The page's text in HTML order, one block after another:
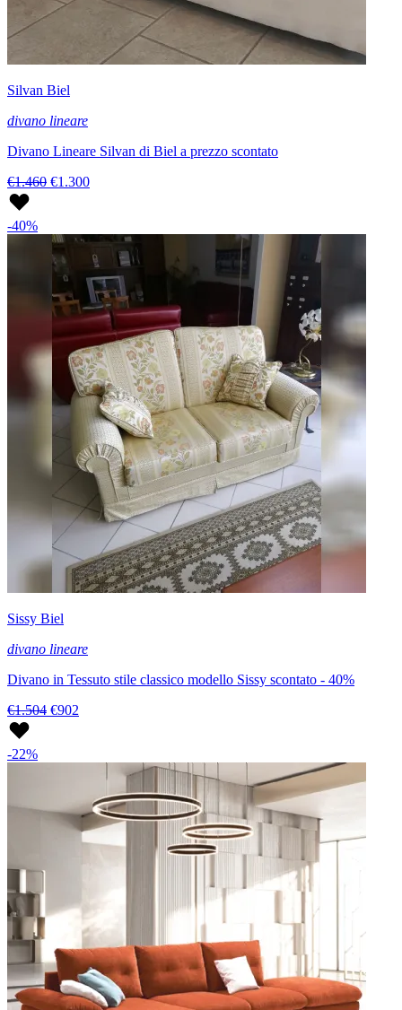
Silvan Biel
divano lineare
Divano Lineare Silvan di Biel a prezzo scontato
€1.460 €1.300
-40%
Sissy Biel
divano lineare
Divano in Tessuto stile classico modello Sissy scontato - 40%
€1.504 €902
-22%